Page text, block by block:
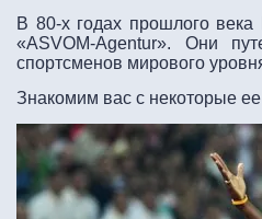
В 80-х годах прошлого
«ASVOM-Agentur». Они
спортсменов мирового
Знакомим вас с некоторые